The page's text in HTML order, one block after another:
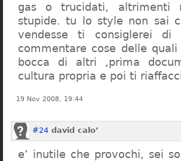
gas o trucidati, altrimenti
stupide. tu lo style non sai
vendesse ti consiglerei di
commentare cose delle
bocca di altri ,prima
cultura propria e poi ti
19 Nov 2008, 19:44
#24 david calo’
e’ inutile che provochi, sei